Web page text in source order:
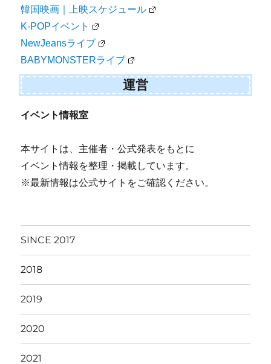
韓国映画｜上映スケジュール
K-POPイベント
NewJeansライブ
BABYMONSTERライブ
運営
イベント情報室
本サイトは、主催者・公式発表をもとに
イベント情報を整理・掲載しています。
※最新情報は公式サイトをご確認ください。
SINCE 2017
2018
2019
2020
2021